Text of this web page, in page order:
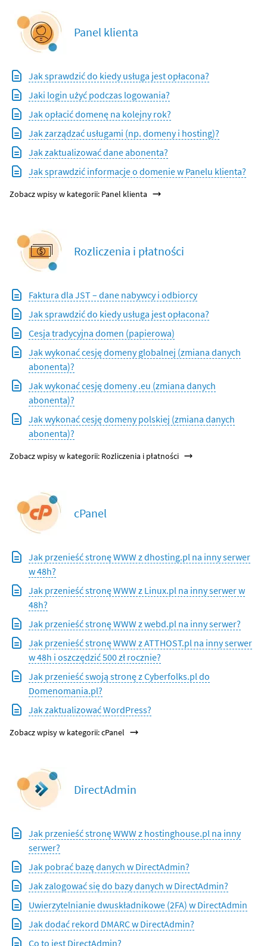
Panel klienta
Jak sprawdzić do kiedy usługa jest opłacona?
Jaki login użyć podczas logowania?
Jak opłacić domenę na kolejny rok?
Jak zarządzać usługami (np. domeny i hosting)?
Jak zaktualizować dane abonenta?
Jak sprawdzić informacje o domenie w Panelu klienta?
Zobacz wpisy w kategorii: Panel klienta
Rozliczenia i płatności
Faktura dla JST – dane nabywcy i odbiorcy
Jak sprawdzić do kiedy usługa jest opłacona?
Cesja tradycyjna domen (papierowa)
Jak wykonać cesję domeny globalnej (zmiana danych
abonenta)?
Jak wykonać cesję domeny .eu (zmiana danych
abonenta)?
Jak wykonać cesję domeny polskiej (zmiana danych
abonenta)?
Zobacz wpisy w kategorii: Rozliczenia i płatności
cPanel
Jak przenieść stronę WWW z dhosting.pl na inny serwer
w 48h?
Jak przenieść stronę WWW z Linux.pl na inny serwer w
48h?
Jak przenieść stronę WWW z webd.pl na inny serwer?
Jak przenieść stronę WWW z ATTHOST.pl na inny serwer
w 48h i oszczędzić 500 zł rocznie?
Jak przenieść swoją stronę z Cyberfolks.pl do
Domenomania.pl?
Jak zaktualizować WordPress?
Zobacz wpisy w kategorii: cPanel
DirectAdmin
Jak przenieść stronę WWW z hostinghouse.pl na inny
serwer?
Jak pobrać bazę danych w DirectAdmin?
Jak zalogować się do bazy danych w DirectAdmin?
Uwierzytelnianie dwuskładnikowe (2FA) w DirectAdmin
Jak dodać rekord DMARC w DirectAdmin?
Co to jest DirectAdmin?